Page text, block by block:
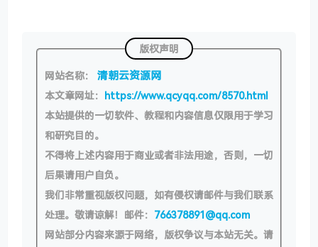
版权声明
网站名称： 清朝云资源网
本文章网址： https://www.qcyqq.com/8570.html
本站提供的一切软件、教程和内容信息仅限用于学习
和研究目的。
不得将上述内容用于商业或者非法用途，否则，一切
后果请用户自负。
我们非常重视版权问题，如有侵权请邮件与我们联系
处理。敬请谅解！邮件： 766378891@qq.com
网站部分内容来源于网络，版权争议与本站无关。请